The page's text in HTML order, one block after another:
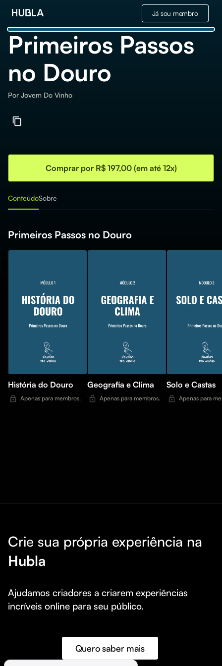
Já sou membro
Primeiros Passos
no Douro
Por Jovem Do Vinho
Comprar por R$ 197,00 (em até 12x)
ConteúdoSobre
Primeiros Passos no Douro
História do Douro
Apenas para membros.
Geografia e Clima
Apenas para membros.
Solo e Castas
Apenas para
Crie sua própria experiência na
Hubla
Ajudamos criadores a criarem experiências
incríveis online para seu público.
Quero saber mais